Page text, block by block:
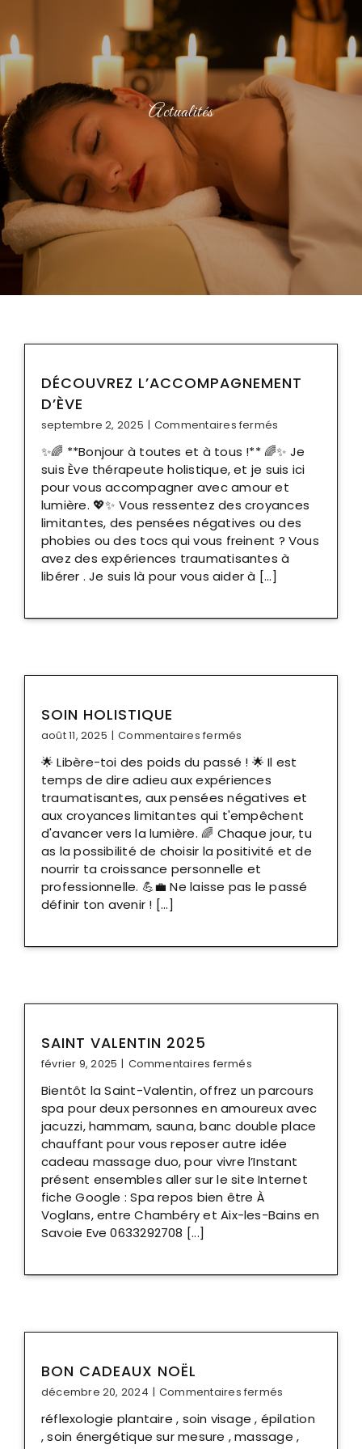
Soins esthétiques tarifs
Soins énergétiques tarifs
Soins holistiques tarifs
Bons cadeaux
Actualités
Mon compte
Panier
Actualités
DÉCOUVREZ L’ACCOMPAGNEMENT
D’ÈVE
septembre 2, 2025 | Commentaires fermés
d’Ève
✨🌈 **Bonjour à toutes et à tous !** 🌈✨ Je
suis Ève thérapeute holistique, et je suis ici
pour vous accompagner avec amour et
lumière. 💖✨ Vous ressentez des croyances
limitantes, des pensées négatives ou des
phobies ou des tocs qui vous freinent ? Vous
avez des expériences traumatisantes à
libérer . Je suis là pour vous aider à [...]
SOIN HOLISTIQUE
août 11, 2025 | Commentaires fermés
holistique
🌟 Libère-toi des poids du passé ! 🌟 Il est
temps de dire adieu aux expériences
traumatisantes, aux pensées négatives et
aux croyances limitantes qui t'empêchent
d'avancer vers la lumière. 🌈 Chaque jour, tu
as la possibilité de choisir la positivité et de
nourrir ta croissance personnelle et
professionnelle. 💪💼 Ne laisse pas le passé
définir ton avenir ! [...]
SAINT VALENTIN 2025
février 9, 2025 | Commentaires ferméssur
Valentin
2025
Bientôt la Saint-Valentin, offrez un parcours
spa pour deux personnes en amoureux avec
jacuzzi, hammam, sauna, banc double place
chauffant pour vous reposer autre idée
cadeau massage duo, pour vivre l’Instant
présent ensembles aller sur le site Internet
fiche Google : Spa repos bien être À
Voglans, entre Chambéry et Aix-les-Bains en
Savoie Eve 0633292708 [...]
BON CADEAUX NOËL
décembre 20, 2024 | Commentaires fermés
cadeaux
noël
réflexologie plantaire , soin visage , épilation
, soin énergétique sur mesure , massage ,